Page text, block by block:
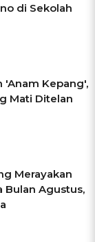
di Sekolah
'Anam Kepang',
Mati Ditelan
Merayakan
Bulan Agustus,